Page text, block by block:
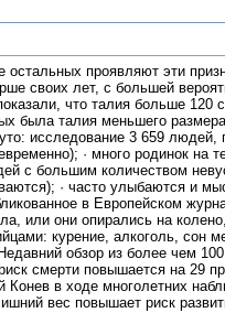
проявляют эти
своих лет, с большей
что талия больше
была талия меньшего
исследование 3 659
· много родинок на
с большим количеством
· часто улыбаются и
в Европейском
или они опирались на
курение, алкоголь,
обзор из более чем
смерти повышается на 29
Конев в ходе многолетних
вес повышает риск